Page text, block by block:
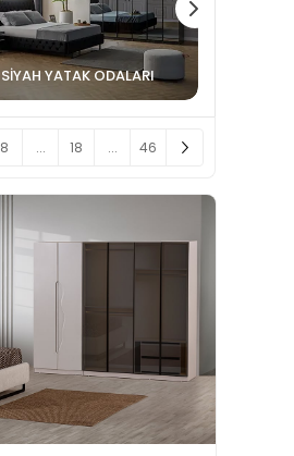
SIYAH YATAK ODALARI
8 ... 18 ... 46